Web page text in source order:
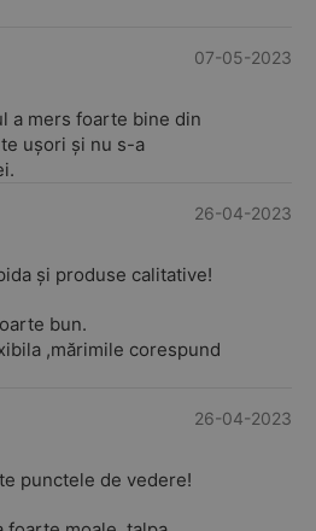
07-05-2023
a mers foarte bine din
ușori și nu s-a
26-04-2023
și produse calitative!
bun.
,mărimile corespund
26-04-2023
punctele de vedere!